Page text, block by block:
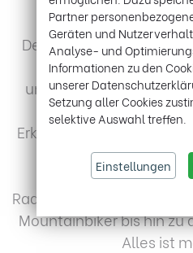
Der Frühling, Sommer
Hohe Salve bietet
unwiderstehlichen
und Seen
Erkunden Sie auf zwei
Grasbergen und
Aussichtsplätzen
Radurlaube. Von der
Mountainbiker bis hin zu
Alles ist
Partner
Geräten und
Analyse- und
Informationen zu den
unserer
Setzung aller Cookies
selektive Auswahl treffen.
Einstellungen